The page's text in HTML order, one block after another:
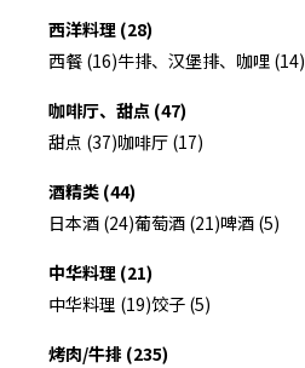
西洋料理 (28)
西餐 (16)牛排、汉堡排、咖哩 (14)
咖啡厅、甜点 (47)
甜点 (37)咖啡厅 (17)
酒精类 (44)
日本酒 (24)葡萄酒 (21)啤酒 (5)
中华料理 (21)
中华料理 (19)饺子 (5)
烤肉/牛排 (235)